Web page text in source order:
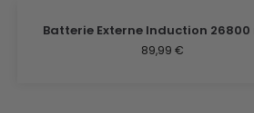
Batterie Externe Induction 26800
89,99€